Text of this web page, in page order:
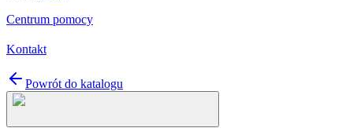
Centrum pomocy
Kontakt
Powrót do katalogu